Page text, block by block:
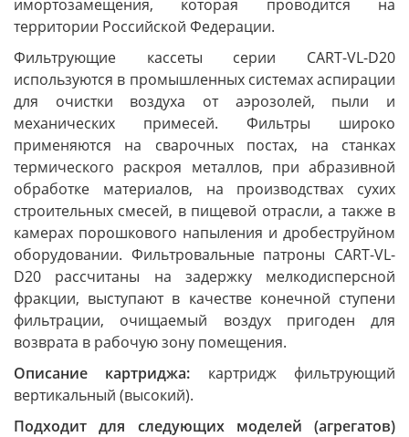
имортозамещения, которая проводится на
территории Российской Федерации.
Фильтрующие кассеты серии CART-VL-D20
используются в промышленных системах аспирации
для очистки воздуха от аэрозолей, пыли и
механических примесей. Фильтры широко
применяются на сварочных постах, на станках
термического раскроя металлов, при абразивной
обработке материалов, на производствах сухих
строительных смесей, в пищевой отрасли, а также в
камерах порошкового напыления и дробеструйном
оборудовании. Фильтровальные патроны CART-VL-
D20 рассчитаны на задержку мелкодисперсной
фракции, выступают в качестве конечной ступени
фильтрации, очищаемый воздух пригоден для
возврата в рабочую зону помещения.
Описание картриджа: картридж фильтрующий
вертикальный (высокий).
Подходит для следующих моделей (агрегатов)